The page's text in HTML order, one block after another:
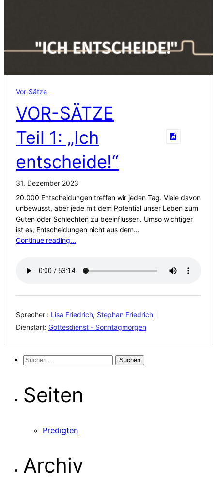
Vor-Sätze
VOR-SÄTZE
Teil 1: „Ich
entscheide!“
31. Dezember 2023
20.000 Entscheidungen treffen wir jeden Tag. Viele davon
unbewusst, aber jede mit dem Potential unser Leben zum
Guten oder Schlechten zu beeinflussen. Umso wichtiger
ist es, Entscheidungen nicht aus dem…
Continue reading...
Sprecher : Lisa Friedrich, Stephan Friedrich
Dienstart: Gottesdienst - Sonntagmorgen
Suchen
Seiten
Predigten
Archiv